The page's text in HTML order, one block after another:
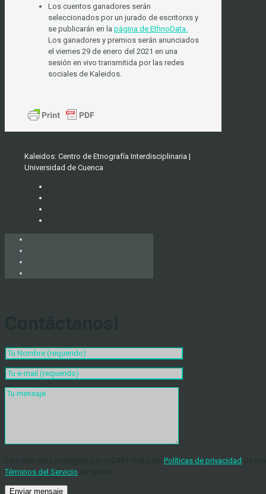
Los cuentos ganadores serán
seleccionados por un jurado de escritorxs y
se publicarán en la página de EthnoData.
Los ganadores y premios serán anunciados
el viernes 29 de enero del 2021 en una
sesión en vivo transmitida por las redes
sociales de Kaleidos.
Kaleidos: Centro de Etnografía Interdisciplinaria |
Universidad de Cuenca
Políticas de privacidad
Términos del Servicio